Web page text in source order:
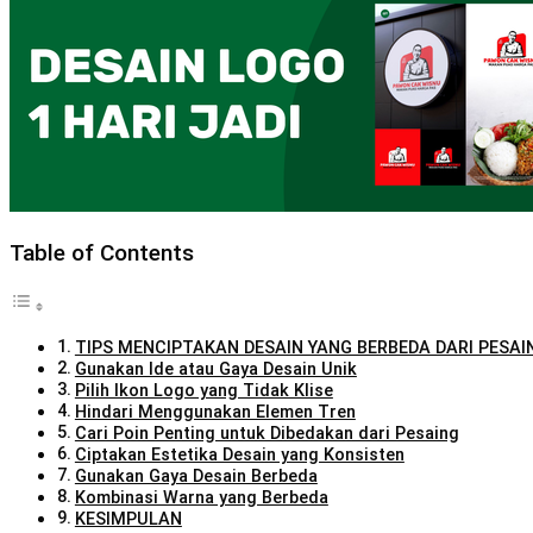
Table of Contents
TIPS MENCIPTAKAN DESAIN YANG BERBEDA DARI
Gunakan Ide atau Gaya Desain Unik
Pilih Ikon Logo yang Tidak Klise
Hindari Menggunakan Elemen Tren
Cari Poin Penting untuk Dibedakan dari Pesaing
Ciptakan Estetika Desain yang Konsisten
Gunakan Gaya Desain Berbeda
Kombinasi Warna yang Berbeda
KESIMPULAN